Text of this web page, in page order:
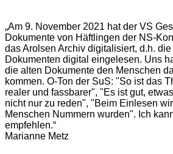
„Am 9. November 2021 hat der VS
Dokumente von Häftlingen der NS-
das Arolsen Archiv digitalisiert, d.h.
Dokumenten digital eingelesen. Uns
die alten Dokumente den Menschen
kommen. O-Ton der SuS: "So ist das
realer und fassbarer", "Es ist gut,
nicht nur zu reden", "Beim Einlesen
Menschen Nummern wurden". Ich
empfehlen.“
Marianne Metz